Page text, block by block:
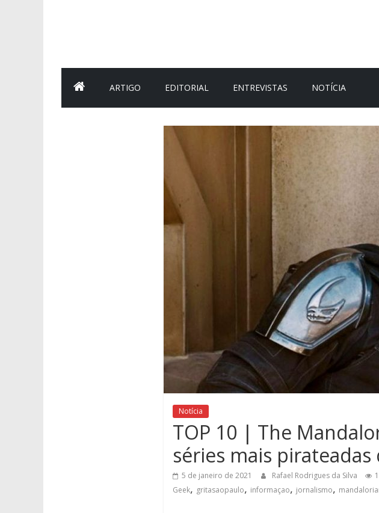
ARTIGO EDITORIAL ENTREVISTAS NOTÍCIA
Notícia
TOP 10 | The
séries mais pirateadas
5 de janeiro de 2021 Rafael Rodrigues da Silva
Geek, gritasaopaulo, informaçao, jornalismo,